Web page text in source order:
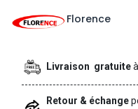
Florence
Livraison gratuite
Retour & échange